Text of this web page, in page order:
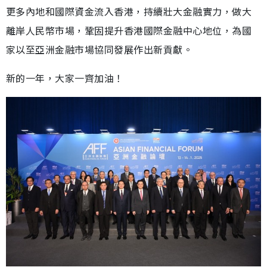
更多內地和國際資金流入香港，持續壯大金融實力，做大
離岸人民幣市場，鞏固提升香港國際金融中心地位，為國
家以至亞洲金融市場協同發展作出新貢獻。
新的一年，大家一齊加油！